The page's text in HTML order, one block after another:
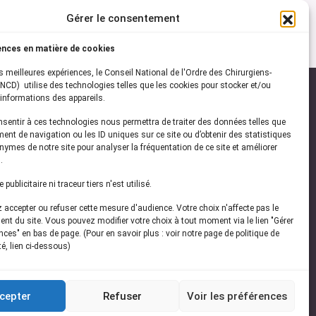
Gérer le consentement
en matière de cookies
meilleures expériences, le Conseil National de l'Ordre des Chirurgiens-
utilise des technologies telles que les cookies pour stocker et/ou
des appareils.
à ces technologies nous permettra de traiter des données telles que
de navigation ou les ID uniques sur ce site ou d’obtenir des statistiques
de notre site pour analyser la fréquentation de ce site et améliorer
publicitaire ni traceur tiers n'est utilisé.
accepter ou refuser cette mesure d'audience. Votre choix n'affecte pas le
du site. Vous pouvez modifier votre choix à tout moment via le lien "Gérer
en bas de page. (Pour en savoir plus : voir notre page de politique de
lien ci-dessous)
Refuser Voir les préférences
vous à notrenewsletter
les dernières actualités de l'ONCD